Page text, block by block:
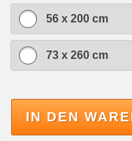
56 x 200 cm
73 x 260 cm
IN DEN